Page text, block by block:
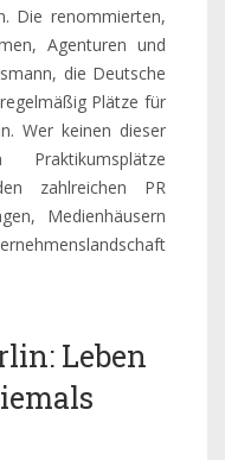
Die renommierten,
Agenturen und
die Deutsche
Plätze für
Wer keinen dieser
Praktikumsplätze
zahlreichen PR
Medienhäusern
Leben